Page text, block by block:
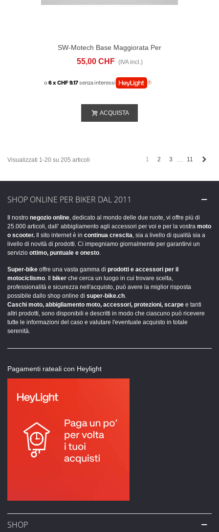
SW-Motech Base Maggiorata Per
Cavalletto Laterale BMW G 310 GS (17-)
55,00 CHF (IVA incl.)
o6 x CHF 9.17senza interessi
ACQUISTA
Visualizzati 1-20 su 205 articoli 1 2 3 11
SHOP ONLINE PER BIKER DAL 2011
Il nostro negozio online, dedicato al mondo delle due ruote, vi offre più di
25.000 articoli, dall’ abbigliamento agli accessori per voi e per la vostra moto
o scooter. Il sito internet è in continua crescita, sia a livello di qualità sia a
livello di novità di prodotti. Ci impegniamo giornalmente per garantirvi un
servizio ottimo, puntuale e onesto.
Super-bike offre una vasta gamma di prodotti e accessori per il
motociclismo. Il biker che cerca un luogo in cui trovare scelta,
professionalità e sicurezza nell'acquisto, può avere la miglior risposta
possibile dallo shop online di super-bike.ch.
Caschi moto, abbigliamento moto, accessori, protezioni, scarpe e tanti
altri prodotti, sono disponibili e descritti in modo che ciascuno può ricevere
tutte le informazioni del caso e valutare l'eventuale acquisto in totale
serenità.
Pagamenti rateali con Heylight
SHOP